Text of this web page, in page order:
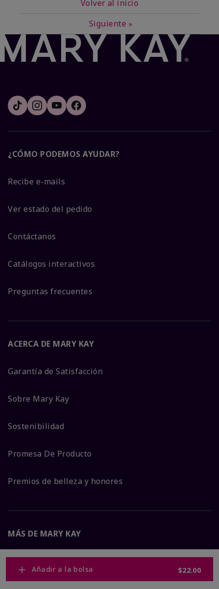
Añadir a la bolsa $22.00
Volver al inicio
Siguiente »
¿CÓMO PODEMOS AYUDAR?
Recibe e-mails
Ver estado del pedido
Contáctanos
Catálogos interactivos
Preguntas frecuentes
ACERCA DE MARY KAY
Garantía de Satisfacción
Sobre Mary Kay
Sostenibilidad
Promesa De Producto
Premios de belleza y honores
MÁS DE MARY KAY